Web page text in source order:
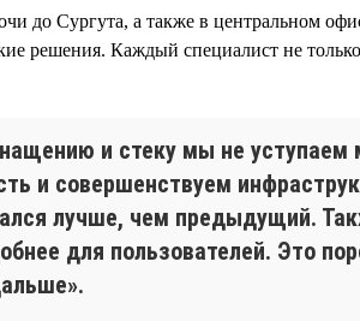
до Сургута, а также в центральном
решения. Каждый специалист не
и стеку мы не
и совершенствуем
лучше, чем предыдущий.
для пользователей. Это